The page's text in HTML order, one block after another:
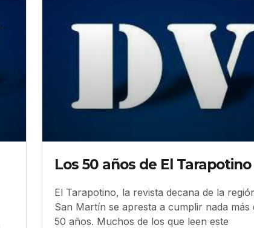
Los 50 años de El Tarapotino
El Tarapotino, la revista decana de la
San Martín se apresta a cumplir nada más
50 años. Muchos de los que leen este